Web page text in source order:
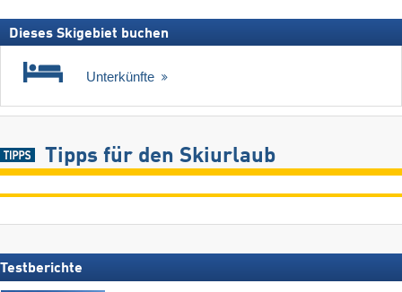
Dieses Skigebiet buchen
Unterkünfte
Tipps für den Skiurlaub
Testberichte